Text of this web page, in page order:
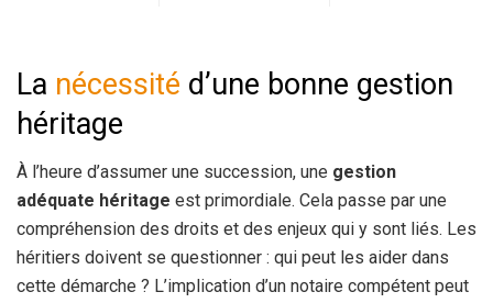
La nécessité d’une bonne gestion
héritage
À l’heure d’assumer une succession, une gestion
adéquate héritage est primordiale. Cela passe par une
compréhension des droits et des enjeux qui y sont liés. Les
héritiers doivent se questionner : qui peut les aider dans
cette démarche ? L’implication d’un notaire compétent peut